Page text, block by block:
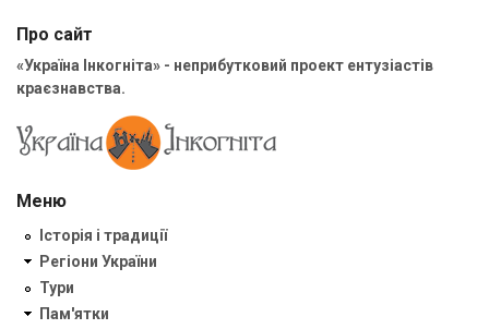
Про сайт
«Україна Інкогніта» - неприбутковий проект ентузіастів
краєзнавства.
Меню
Історія і традиції
Регіони України
Тури
Пам'ятки